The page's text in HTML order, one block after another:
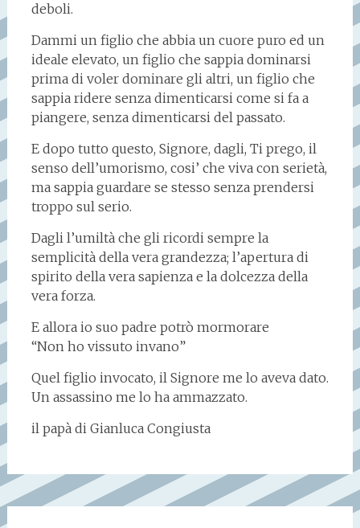
deboli.
Dammi un figlio che abbia un cuore puro ed un
ideale elevato, un figlio che sappia dominarsi
prima di voler dominare gli altri, un figlio che
sappia ridere senza dimenticarsi come si fa a
piangere, senza dimenticarsi del passato.
E dopo tutto questo, Signore, dagli, Ti prego, il
senso dell’umorismo, cosi’ che viva con serietà,
ma sappia guardare se stesso senza prendersi
troppo sul serio.
Dagli l’umiltà che gli ricordi sempre la
semplicità della vera grandezza; l’apertura di
spirito della vera sapienza e la dolcezza della
vera forza.
E allora io suo padre potrò mormorare
“Non ho vissuto invano”
Quel figlio invocato, il Signore me lo aveva dato.
Un assassino me lo ha ammazzato.
il papà di Gianluca Congiusta